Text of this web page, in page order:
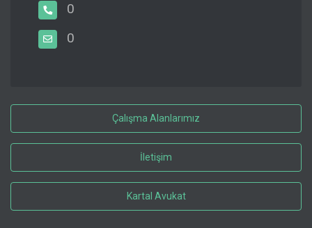
0
0
Çalışma Alanlarımız
İletişim
Kartal Avukat